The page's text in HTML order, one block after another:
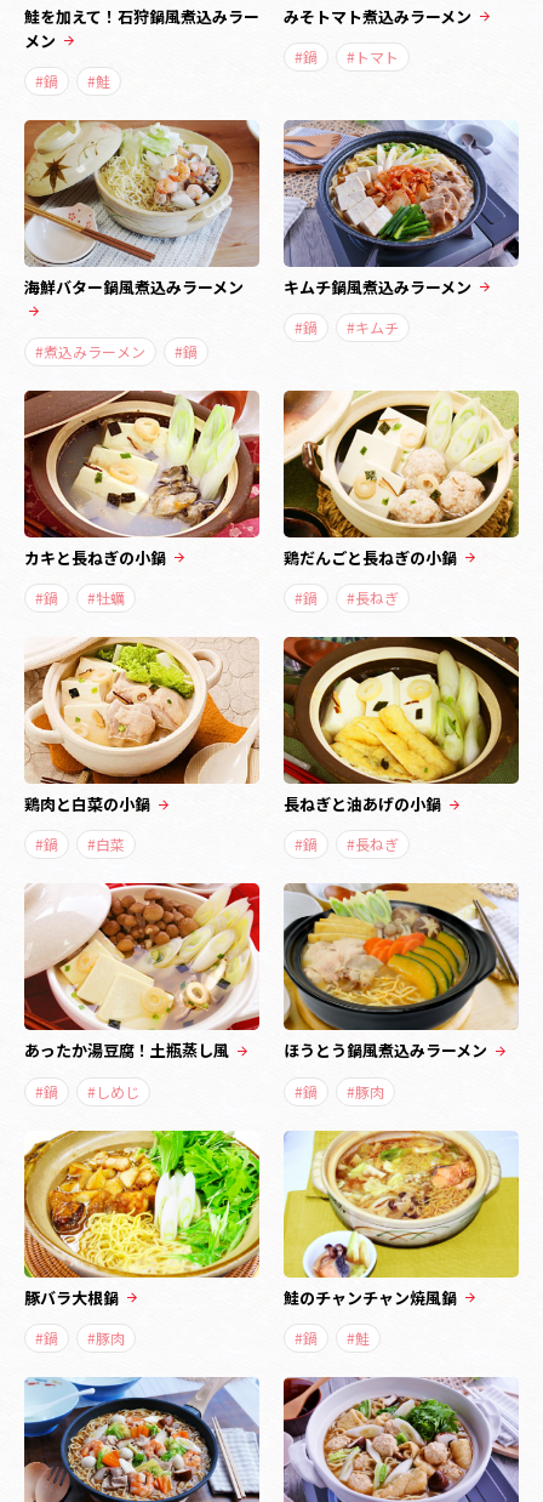
鮭を加えて！石狩鍋風煮込みラー
メン
#鍋 #鮭
みそトマト煮込みラーメン
#鍋 #トマト
海鮮バター鍋風煮込みラーメン
#煮込みラーメン #鍋
キムチ鍋風煮込みラーメン
#鍋 #キムチ
カキと長ねぎの小鍋
#鍋 #牡蠣
鶏だんごと長ねぎの小鍋
#鍋 #長ねぎ
鶏肉と白菜の小鍋
#鍋 #白菜
長ねぎと油あげの小鍋
#鍋 #長ねぎ
あったか湯豆腐！土瓶蒸し風
#鍋 #しめじ
ほうとう鍋風煮込みラーメン
#鍋 #豚肉
豚バラ大根鍋
#鍋 #豚肉
鮭のチャンチャン焼風鍋
#鍋 #鮭